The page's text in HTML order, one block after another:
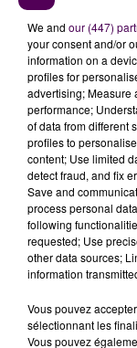
Un 3e but à la
C'est Thibault
ouvert le score
camarade
marquant à son
Réduction de
des locaux à la
l'ultime ligne
réussi, enterre
à la 80e.
We and our (447)
your consent and/or
information on a
profiles for
advertising; Measure
performance;
of data from different
profiles to
content; Use limited
detect fraud, and fix
Save and
process personal
following
requested; Use
other data sources;
information
Vous pouvez
sélectionnant les
Vous pouvez